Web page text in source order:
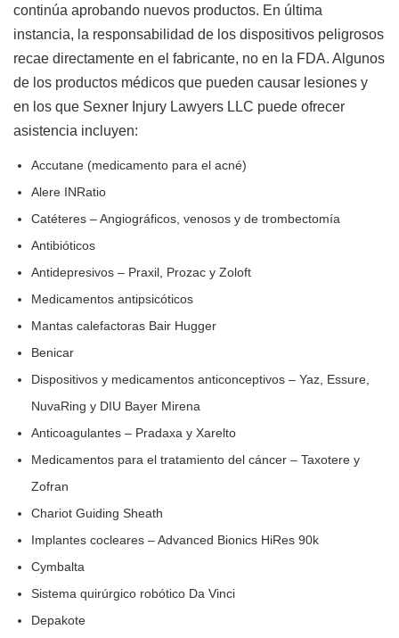
continúa aprobando nuevos productos. En última
instancia, la responsabilidad de los dispositivos peligrosos
recae directamente en el fabricante, no en la FDA. Algunos
de los productos médicos que pueden causar lesiones y
en los que Sexner Injury Lawyers LLC puede ofrecer
asistencia incluyen:
Accutane (medicamento para el acné)
Alere INRatio
Catéteres – Angiográficos, venosos y de trombectomía
Antibióticos
Antidepresivos – Praxil, Prozac y Zoloft
Medicamentos antipsicóticos
Mantas calefactoras Bair Hugger
Benicar
Dispositivos y medicamentos anticonceptivos – Yaz, Essure,
NuvaRing y DIU Bayer Mirena
Anticoagulantes – Pradaxa y Xarelto
Medicamentos para el tratamiento del cáncer – Taxotere y
Zofran
Chariot Guiding Sheath
Implantes cocleares – Advanced Bionics HiRes 90k
Cymbalta
Sistema quirúrgico robótico Da Vinci
Depakote